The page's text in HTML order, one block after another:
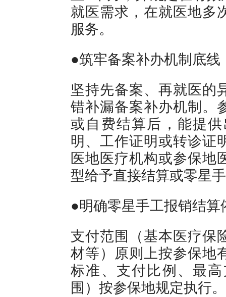
就医需求，在就医地多
服务。
●筑牢备案补办机制底线
坚持先备案、再就医的
错补漏备案补办机制。
或自费结算后，能提
明、工作证明或转诊证
医地医疗机构或参保地
型给予直接结算或零星
●明确零星手工报销结算
支付范围（基本医疗保
材等）原则上按参保地
标准、支付比例、最
围）按参保地规定执行。